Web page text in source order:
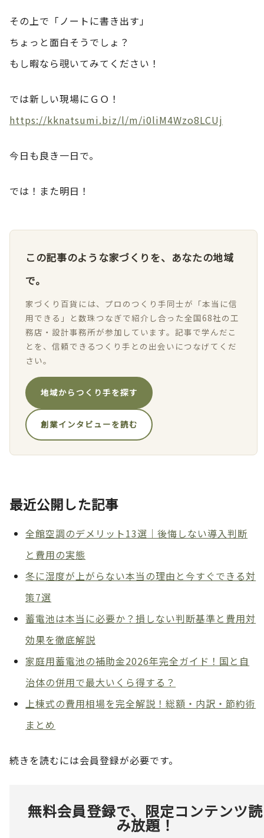
その上で「ノートに書き出す」
ちょっと面白そうでしょ？
もし暇なら覗いてみてください！
では新しい現場にＧＯ！
https://kknatsumi.biz/l/m/i0liM4Wzo8LCUj
今日も良き一日で。
では！また明日！
この記事のような家づくりを、あなたの地域
で。
家づくり百貨には、プロのつくり手同士が「本当に信
用できる」と数珠つなぎで紹介し合った全国68社の工
務店・設計事務所が参加しています。記事で学んだこ
とを、信頼できるつくり手との出会いにつなげてくだ
さい。
地域からつくり手を探す
創業インタビューを読む
最近公開した記事
全館空調のデメリット13選｜後悔しない導入判断
と費用の実態
冬に湿度が上がらない本当の理由と今すぐできる対
策7選
蓄電池は本当に必要か？損しない判断基準と費用対
効果を徹底解説
家庭用蓄電池の補助金2026年完全ガイド！国と自
治体の併用で最大いくら得する？
上棟式の費用相場を完全解説！総額・内訳・節約術
まとめ
続きを読むには会員登録が必要です。
無料会員登録で、限定コンテンツ読
み放題！